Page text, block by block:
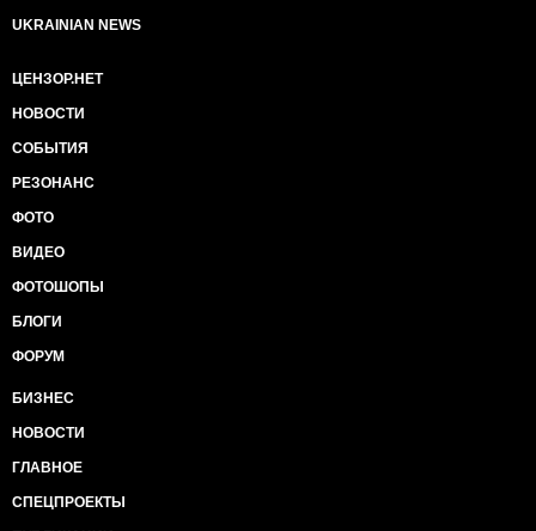
UKRAINIAN NEWS
ЦЕНЗОР.НЕТ
НОВОСТИ
СОБЫТИЯ
РЕЗОНАНС
ФОТО
ВИДЕО
ФОТОШОПЫ
БЛОГИ
ФОРУМ
БИЗНЕС
НОВОСТИ
ГЛАВНОЕ
СПЕЦПРОЕКТЫ